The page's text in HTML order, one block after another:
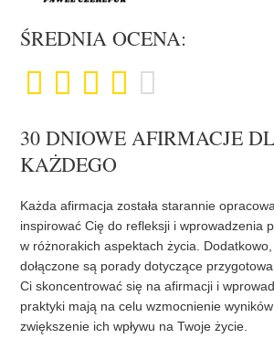
ŚREDNIA OCENA:
30 DNIOWE AFIRMACJE
KAŻDEGO
Każda afirmacja została starannie
inspirować Cię do refleksji i wprowadzenia
w różnorakich aspektach życia.
dołączone są porady dotyczące
Ci skoncentrować się na afirmacji i
praktyki mają na celu wzmocnienie
zwiększenie ich wpływu na Twoje życie.